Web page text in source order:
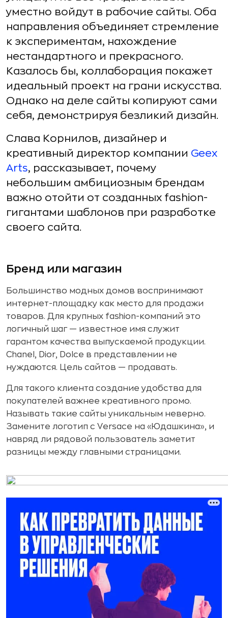
уместно войдут в рабочие сайты. Оба
направления объединяет стремление
к экспериментам, нахождение
нестандартного и прекрасного.
Казалось бы, коллаборация покажет
идеальный проект на грани искусства.
Однако на деле сайты копируют сами
себя, демонстрируя безликий дизайн.
Слава Корнилов, дизайнер и
креативный директор компании Geex
Arts, рассказывает, почему
небольшим амбициозным брендам
важно отойти от созданных fashion-
гигантами шаблонов при разработке
своего сайта.
Бренд или магазин
Большинство модных домов воспринимают
интернет-площадку как место для продажи
товаров. Для крупных fashion-компаний это
логичный шаг — известное имя служит
гарантом качества выпускаемой продукции.
Chanel, Dior, Dolce в представлении не
нуждаются. Цель сайтов — продавать.
Для такого клиента создание удобства для
покупателей важнее креативного промо.
Называть такие сайты уникальным неверно.
Замените логотип с Versace на «Юдашкина», и
навряд ли рядовой пользователь заметит
разницы между главными страницами.